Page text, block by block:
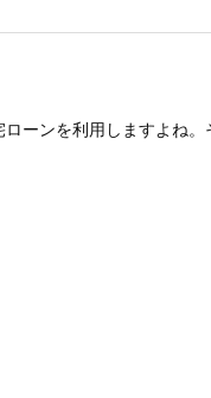
ーンを利用しますよね